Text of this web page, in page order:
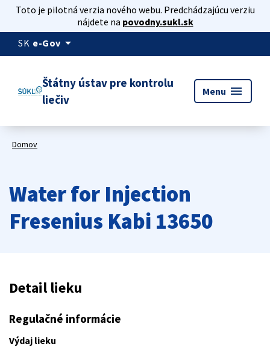
Toto je pilotná verzia nového webu. Predchádzajúcu verziu
nájdete na povodny.sukl.sk
SK e-Gov arrow_drop_down
Štátny ústav pre kontrolu
liečiv
Menu menu
Domov
Water for Injection
Fresenius Kabi 13650
Detail lieku
Regulačné informácie
Výdaj lieku